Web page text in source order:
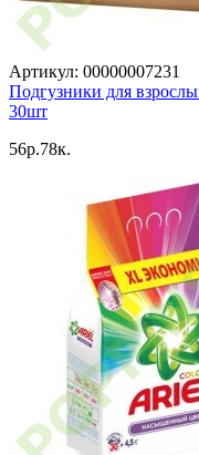
Артикул: 00000007231
Подгузники для
30шт
56p.78к.